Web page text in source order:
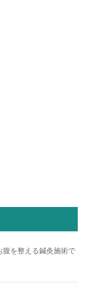
腹を整える鍼灸施術で